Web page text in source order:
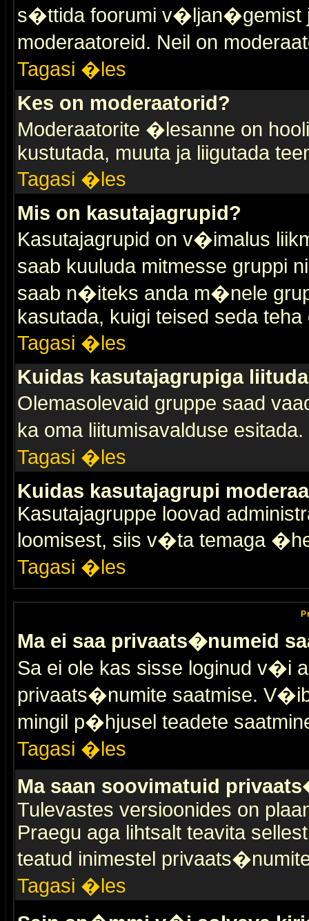
s�ttida foorumi v�ljan�gemist
moderaatoreid. Neil on
Tagasi �les
Kes on moderaatorid?
Moderaatorite �lesanne on
kustutada, muuta ja liigutada
Tagasi �les
Mis on kasutajagrupid?
Kasutajagrupid on v�imalus
saab kuuluda mitmesse gruppi
saab n�iteks anda m�nele
kasutada, kuigi teised seda teha
Tagasi �les
Kuidas kasutajagrupiga
Olemasolevaid gruppe saad
ka oma liitumisavalduse
Tagasi �les
Kuidas kasutajagrupi
Kasutajagruppe loovad
loomisest, siis v�ta temaga
Tagasi �les
Ma ei saa privaats�numeid
Sa ei ole kas sisse loginud v�i
privaats�numite saatmise.
mingil p�hjusel teadete
Tagasi �les
Ma saan soovimatuid
Tulevastes versioonides on
Praegu aga lihtsalt teavita
teatud inimestel
Tagasi �les